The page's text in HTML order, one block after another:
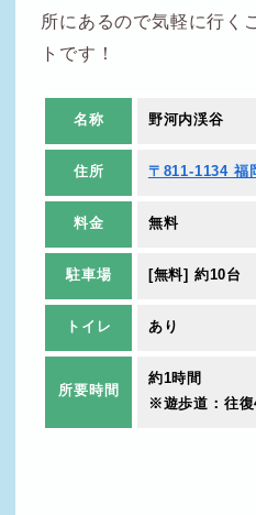
所にあるので気軽に行く
トです！
名称 野河内渓谷
住所 〒811-1134 福
料金 無料
駐車場 [無料] 約10台
トイレ あり
所要時間
約1時間
※遊歩道：往復